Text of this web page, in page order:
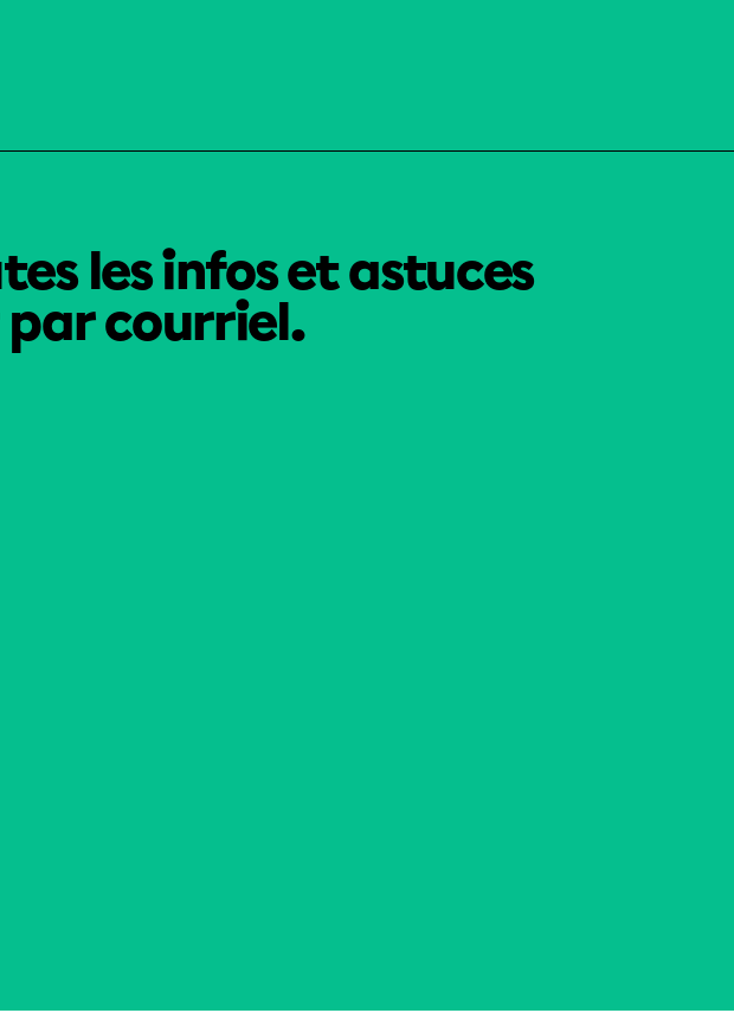
les infos et astuces
par courriel.